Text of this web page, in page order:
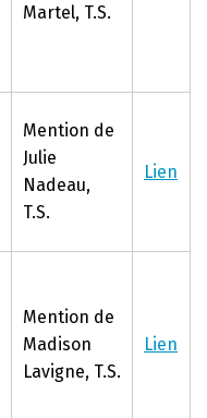
Martel, T.S.
Mention de
Julie
Nadeau,
T.S.
Lien
Mention de
Madison
Lavigne, T.S.
Lien